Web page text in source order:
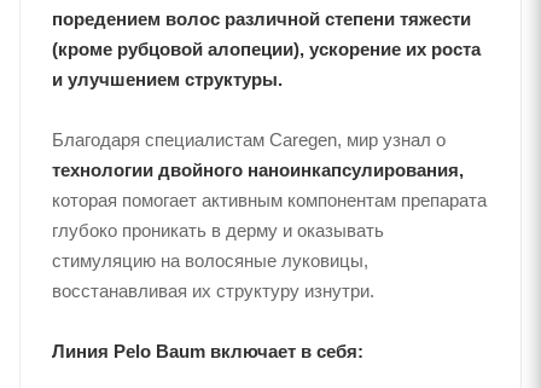
поредением волос различной степени тяжести
(кроме рубцовой алопеции), ускорение их роста
и улучшением структуры.
Благодаря специалистам Caregen, мир узнал о
технологии двойного наноинкапсулирования,
которая помогает активным компонентам препарата
глубоко проникать в дерму и оказывать
стимуляцию на волосяные луковицы,
восстанавливая их структуру изнутри.
Линия Pelo Baum включает в себя: